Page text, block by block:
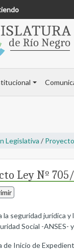
Legislativa /
Ley Nº
la seguridad jurídica
Social -ANSES-
de Inicio de